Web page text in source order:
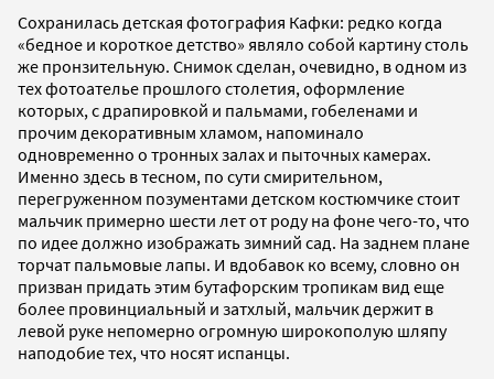
Сохранилась детская фотография Кафки: редко когда
«бедное и короткое детство» являло собой картину столь
же пронзительную. Снимок сделан, очевидно, в одном из
тех фотоателье прошлого столетия, оформление
которых, с драпировкой и пальмами, гобеленами и
прочим декоративным хламом, напоминало
одновременно о тронных залах и пыточных камерах.
Именно здесь в тесном, по сути смирительном,
перегруженном позументами детском костюмчике стоит
мальчик примерно шести лет от роду на фоне чего-то, что
по идее должно изображать зимний сад. На заднем плане
торчат пальмовые лапы. И вдобавок ко всему, словно он
призван придать этим бутафорским тропикам вид еще
более провинциальный и затхлый, мальчик держит в
левой руке непомерно огромную широкополую шляпу
наподобие тех, что носят испанцы.